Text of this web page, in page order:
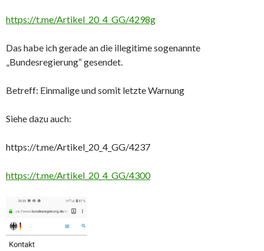
https://t.me/Artikel_20_4_GG/4298g
Das habe ich gerade an die illegitime sogenannte
„Bundesregierung“ gesendet.
Betreff: Einmalige und somit letzte Warnung
Siehe dazu auch:
https://t.me/Artikel_20_4_GG/4237
https://t.me/Artikel_20_4_GG/4300